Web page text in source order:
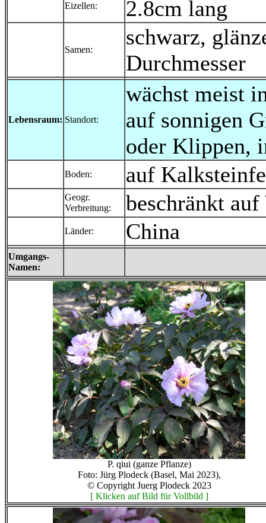
Eizellen: 2.8cm lang
Samen:
schwarz,
Durchmesser
Lebensraum: Standort:
wächst meist
auf sonnigen
oder Klippen,
Boden: auf
Geogr.
Verbreitung:
beschränkt
Länder: China
Umgangs-
Namen:
P. qiui (ganze Pflanze)
Foto: Jürg Plodeck (Basel, Mai 2023),
© Copyright Juerg Plodeck 2023
[ Klicken auf Bild für Vollbild ]